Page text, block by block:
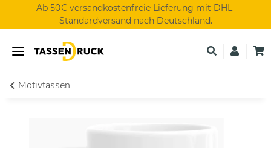
Ab 50€ versandkostenfreie Lieferung mit DHL-
Standardversand nach Deutschland.
Motivtassen